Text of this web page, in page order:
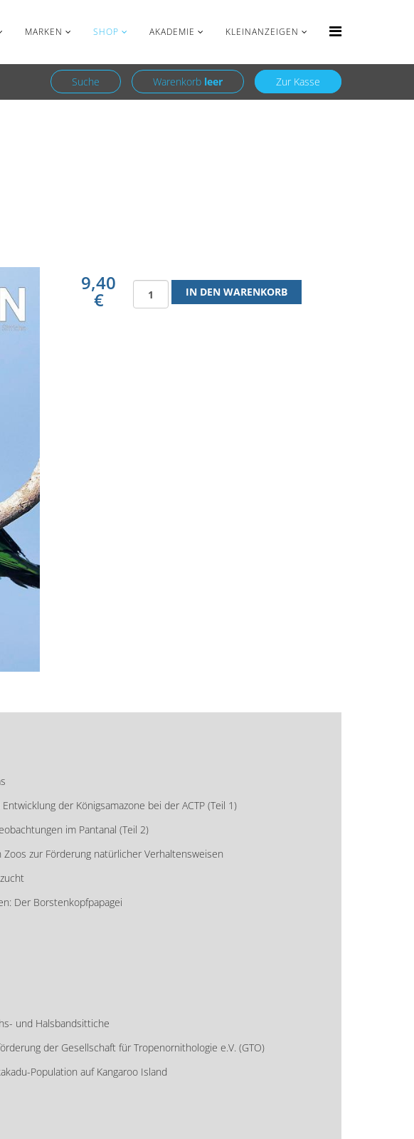
MARKEN SHOP AKADEMIE KLEINANZEIGEN
Suche Warenkorb leer Zur Kasse
9,40
€
der Königsamazone bei der ACTP (Teil 1)
im Pantanal (Teil 2)
zur Förderung natürlicher Verhaltensweisen
Der Borstenkopfpapagei
und Halsbandsittiche
der Gesellschaft für Tropenornithologie e.V. (GTO)
Population auf Kangaroo Island